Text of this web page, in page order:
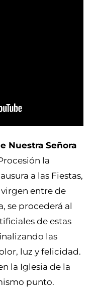
Nuestra Señora
la
a las Fiestas,
entre de
se procederá al
de estas
las
luz y felicidad.
la Iglesia de la
punto.